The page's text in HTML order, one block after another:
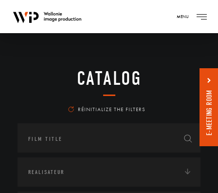
MENU
CATALOG
RÉINITIALIZE THE FILTERS E-MEETING ROOM